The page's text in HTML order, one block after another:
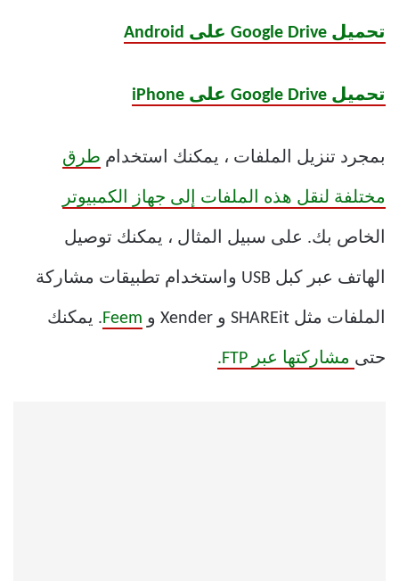
تحميل Google Drive على Android
تحميل Google Drive على iPhone
بمجرد تنزيل الملفات ، يمكنك استخدام طرق
مختلفة لنقل هذه الملفات إلى جهاز الكمبيوتر
الخاص بك. على سبيل المثال ، يمكنك توصيل
الهاتف عبر كبل USB واستخدام تطبيقات مشاركة
الملفات مثل SHAREit و Xender و Feem. يمكنك
حتى مشاركتها عبر FTP.